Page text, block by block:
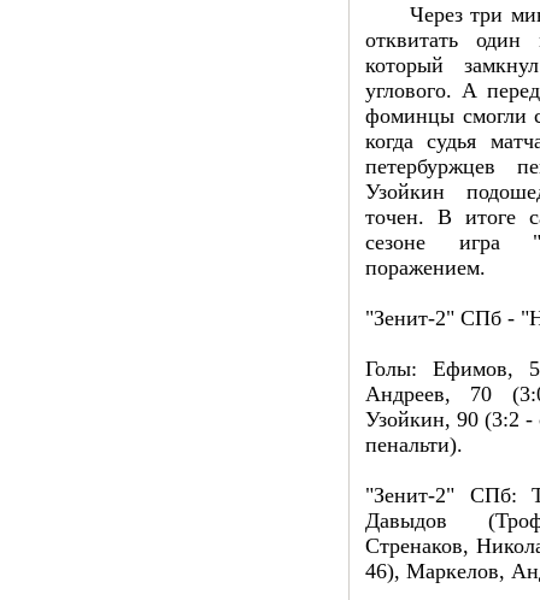
Через три
отквитать один
который
углового. А
фоминцы смогли
когда судья
петербуржцев
Узойкин
точен. В итоге
сезоне игра
поражением.
"Зенит-2" СПб -
Голы: Ефимов,
Андреев, 70
Узойкин, 90 (3:2 -
пенальти).
"Зенит-2" СПб:
Давыдов
Стренаков,
46), Маркелов,